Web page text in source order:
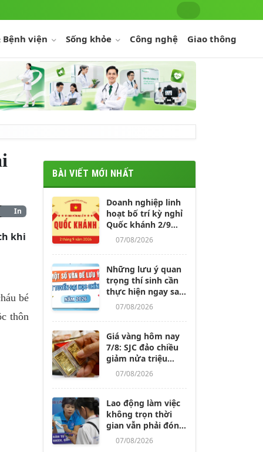
Bệnh viện Sống khỏe Công nghệ Giao thông
In
khi
bé
thôn
BÀI VIẾT MỚI NHẤT
Doanh nghiệp linh
hoạt bố trí kỳ nghỉ
Quốc khánh 2/9
kéo dài 4-5 ngày
07/08/2026
Những lưu ý quan
trọng thí sinh cần
thực hiện ngay sau
khi các trường
chuẩn
07/08/2026
Giá vàng hôm nay
7/8: SJC đảo chiều
giảm nửa triệu
đồng/lượng
07/08/2026
Lao động làm việc
không trọn thời
gian vẫn phải đóng
BHXH, dù nghỉ
07/08/2026